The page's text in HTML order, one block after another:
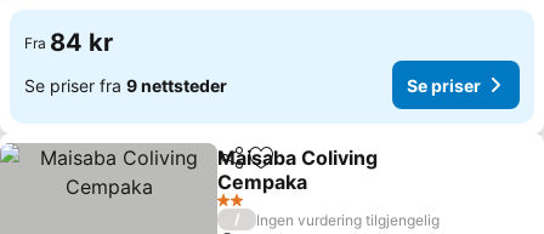
Fra 84 kr
Se priser fra 9 nettsteder Se priser
Del Legg til i favoritter
Maisaba Coliving
Cempaka
2 Stjerner
/
Ingen vurdering tilgjengelig